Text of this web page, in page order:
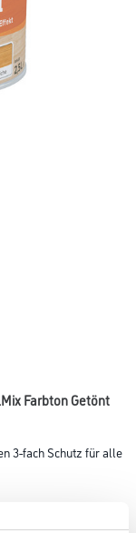
Farbton Getönt
3-fach Schutz für alle